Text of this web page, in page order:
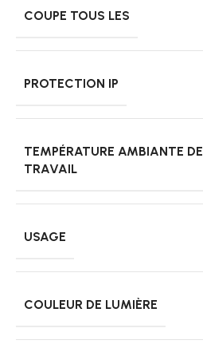
COUPE TOUS LES
PROTECTION IP
TEMPÉRATURE AMBIANTE DE
TRAVAIL
USAGE
COULEUR DE LUMIÈRE